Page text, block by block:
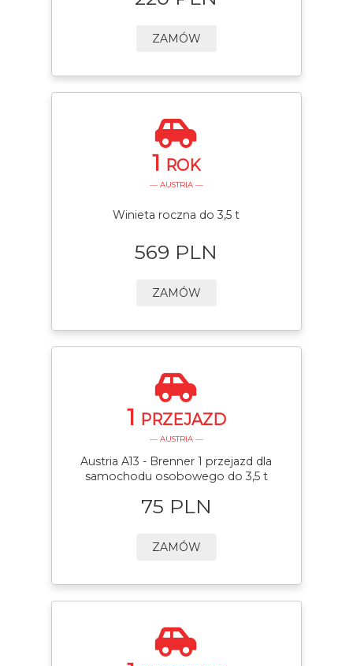
ZAMÓW
1 ROK
— AUSTRIA —
Winieta roczna do 3,5 t
569 PLN
ZAMÓW
1 PRZEJAZD
— AUSTRIA —
Austria A13 - Brenner 1 przejazd dla
samochodu osobowego do 3,5 t
75 PLN
ZAMÓW